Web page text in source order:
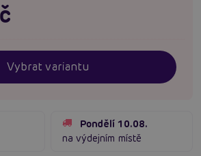
Vybrat variantu
Pondělí 10.08.
na výdejním místě